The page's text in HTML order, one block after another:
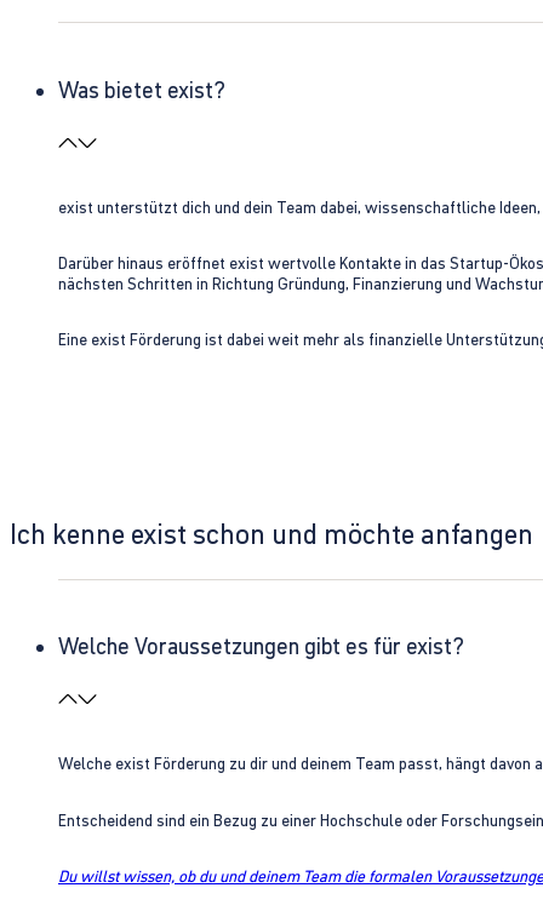
Was bietet exist?
exist unterstützt dich und dein Team dabei, wissenschaftliche
Darüber hinaus eröffnet exist wertvolle Kontakte in das Startup-
nächsten Schritten in Richtung Gründung, Finanzierung und
Eine exist Förderung ist dabei weit mehr als finanzielle
Ich kenne exist schon und möchte anfangen
Welche Voraussetzungen gibt es für exist?
Welche exist Förderung zu dir und deinem Team passt, hängt
Entscheidend sind ein Bezug zu einer Hochschule oder
Du willst wissen, ob du und deinem Team die formalen